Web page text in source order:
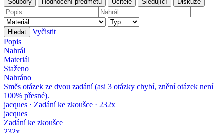
Soubory Hodnocení předmětu Učitelé Sledující Diskuze
Vyčistit
Popis
Nahrál
Materiál
Staženo
Nahráno
Směs otázek ze dvou zadání (asi 3 otázky chybí, znění otázek není
100% přesné).
jacques · Zadání ke zkoušce · 232x
jacques
Zadání ke zkoušce